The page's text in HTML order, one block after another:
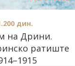
на Дрини.
ратиште
дин.